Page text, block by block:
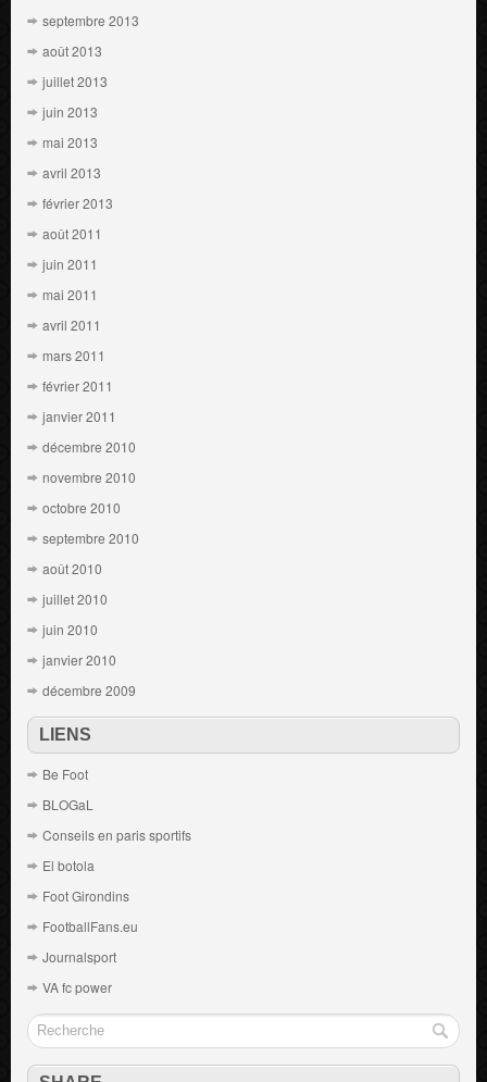
septembre 2013
août 2013
juillet 2013
juin 2013
mai 2013
avril 2013
février 2013
août 2011
juin 2011
mai 2011
avril 2011
mars 2011
février 2011
janvier 2011
décembre 2010
novembre 2010
octobre 2010
septembre 2010
août 2010
juillet 2010
juin 2010
janvier 2010
décembre 2009
LIENS
Be Foot
BLOGaL
Conseils en paris sportifs
El botola
Foot Girondins
FootballFans.eu
Journalsport
VA fc power